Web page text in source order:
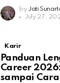
by Jati
July 27,
Karir
Panduan
Career
sampai